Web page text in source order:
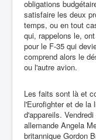
obligations
satisfaire les deux
temps, ou en tout
qui, rappelons le,
pour le F-35 qui
comprend alors le
ou l'autre avion.
Les faits sont là et
l'Eurofighter et de la
d'appareils.
allemande Angela
britannique Gordon